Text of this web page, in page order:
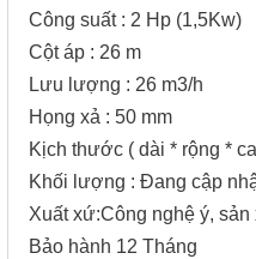
Công suất : 2 Hp (1,5Kw)
Cột áp : 26 m
Lưu lượng : 26 m3/h
Họng xả : 50 mm
Kịch thước ( dài * rộng *
Khối lượng : Đang cập
Xuất xứ:Công nghệ ý,
Bảo hành 12 Tháng